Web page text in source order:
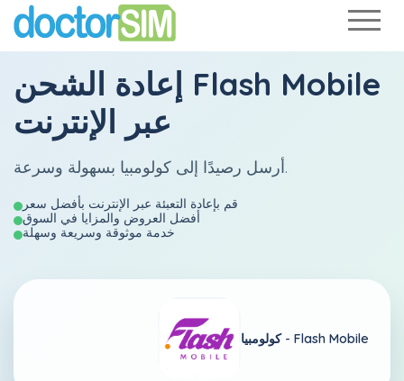
Flash Mobile
عبر الإنترنت
أرسل رصيدًا إلى كولومبيا بسهولة وسرعة.
قم بإعادة التعبئة عبر الإنترنت بأفضل سعر
أفضل العروض والمزايا في السوق
خدمة موثوقة وسريعة وسهلة
كولومبيا - Flash Mobile